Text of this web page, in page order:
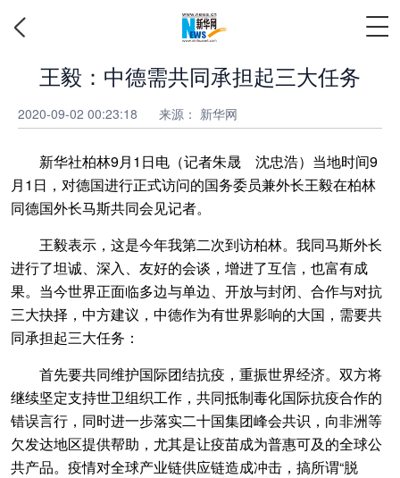
王毅：中德需共同承担起三大任务
2020-09-02 00:23:18 来源： 新华网
新华社柏林9月1日电（记者朱晟 沈忠浩）当地时间9
月1日，对德国进行正式访问的国务委员兼外长王毅在柏林
同德国外长马斯共同会见记者。
王毅表示，这是今年我第二次到访柏林。我同马斯外长
进行了坦诚、深入、友好的会谈，增进了互信，也富有成
果。当今世界正面临多边与单边、开放与封闭、合作与对抗
三大抉择，中方建议，中德作为有世界影响的大国，需要共
同承担起三大任务：
首先要共同维护国际团结抗疫，重振世界经济。双方将
继续坚定支持世卫组织工作，共同抵制毒化国际抗疫合作的
错误言行，同时进一步落实二十国集团峰会共识，向非洲等
欠发达地区提供帮助，尤其是让疫苗成为普惠可及的全球公
共产品。疫情对全球产业链供应链造成冲击，搞所谓“脱